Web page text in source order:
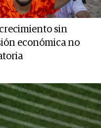
sin
económica no